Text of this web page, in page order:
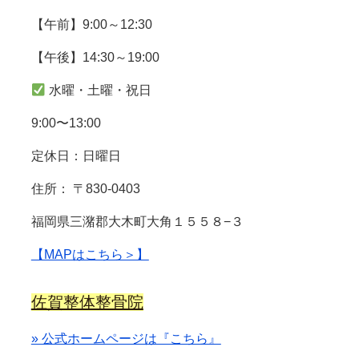
【午前】9:00～12:30
【午後】14:30～19:00
水曜・土曜・祝日
9:00〜13:00
定休日：日曜日
住所： 〒830-0403
福岡県三潴郡大木町大角１５５８−３
【MAPはこちら＞】
佐賀整体整骨院
» 公式ホームページは『こちら』